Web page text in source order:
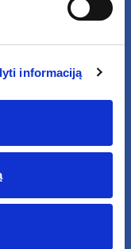
informaciją
pirmas
su
sąlygomis.
sąlygos:
taisyklės